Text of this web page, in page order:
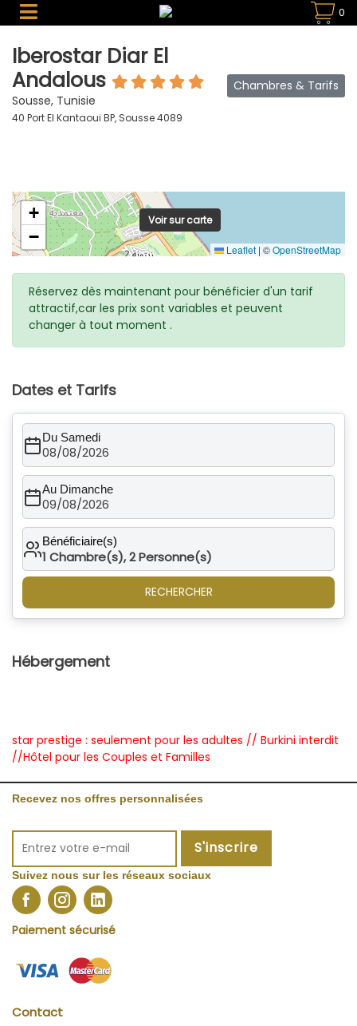
0
Iberostar Diar El
Andalous
Sousse, Tunisie
40 Port El Kantaoui BP, Sousse 4089
Chambres & Tarifs
+
−
Leaflet | ©OpenStreetMap
Voir sur carte
Réservez dès maintenant pour bénéficier d'un tarif
attractif,car les prix sont variables et peuvent
changer à tout moment .
Dates et Tarifs
Du Samedi
08/08/2026
Au Dimanche
09/08/2026
Bénéficiaire(s)
1 Chambre(s),2Personne(s)
RECHERCHER
Hébergement
star prestige : seulement pour les adultes // Burkini interdit
//Hôtel pour les Couples et Familles
Recevez nos offres personnalisées
S'inscrire
Suivez nous sur les réseaux sociaux
Paiement sécurisé
Contact